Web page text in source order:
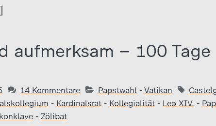
aufmerksam – 100 Tage
14 Kommentare Papstwahl - Vatikan
- Kardinalsrat - Kollegialität - Leo XIV. -
- Zölibat